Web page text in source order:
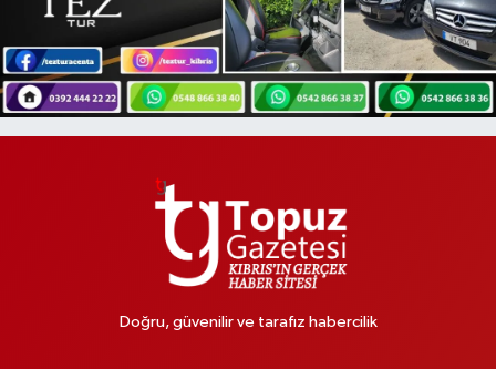
Doğru, güvenilir ve tarafız habercilik